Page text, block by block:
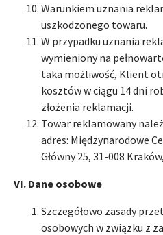
Warunkiem uznania
uszkodzonego towaru.
W przypadku uznania
wymieniony na
taka możliwość, Klient
kosztów w ciągu 14 dni
złożenia reklamacji.
Towar reklamowany
adres: Międzynarodowe
Główny 25, 31-008
VI. Dane osobowe
Szczegółowo zasady
osobowych w związku z